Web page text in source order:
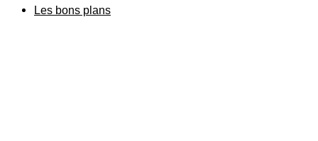
Les bons plans